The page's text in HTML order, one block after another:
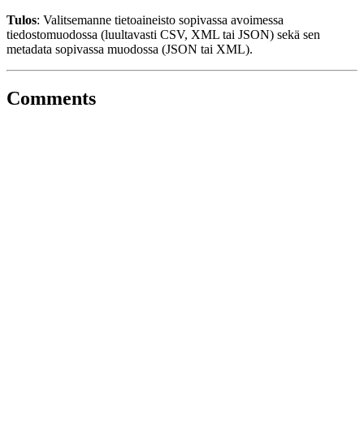
Tulos: Valitsemanne tietoaineisto sopivassa avoimessa
tiedostomuodossa (luultavasti CSV, XML tai JSON) sekä sen
metadata sopivassa muodossa (JSON tai XML).
Comments